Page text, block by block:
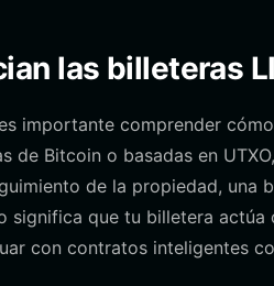
las billeteras
importante comprender
de Bitcoin o basadas en
de la propiedad, una
significa que tu billetera
con contratos inteligentes